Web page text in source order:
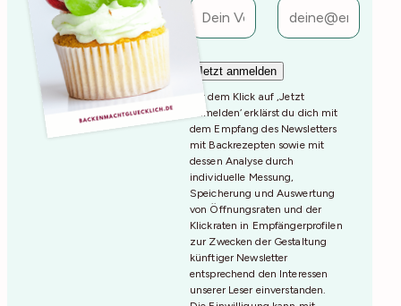
Mit dem Klick auf ‚Jetzt
Anmelden‘ erklärst du dich mit
dem Empfang des Newsletters
mit Backrezepten sowie mit
dessen Analyse durch
individuelle Messung,
Speicherung und Auswertung
von Öffnungsraten und der
Klickraten in Empfängerprofilen
zur Zwecken der Gestaltung
künftiger Newsletter
entsprechend den Interessen
unserer Leser einverstanden.